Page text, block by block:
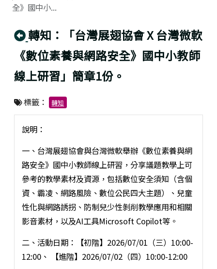
全》國中小...
回上頁
轉知：「台灣展翅協會 X 台灣微軟
《數位素養與網路安全》國中小教師
線上研習」簡章1份。
標籤： 轉知
說明：
一、台灣展翅協會與台灣微軟舉辦《數位素養與網
路安全》國中小教師線上研習，分享議題教學上可
參考的教學素材及資源，包括數位安全須知（含個
資、霸凌、網路風險、數位公民四大主題）、兒童
性化與網路誘拐、防制兒少性剝削教學應用和相關
影音素材，以及AI工具Microsoft Copilot等。
二、活動日期：【初階】2026/07/01（三）10:00-
12:00、 【進階】2026/07/02（四）10:00-12:00